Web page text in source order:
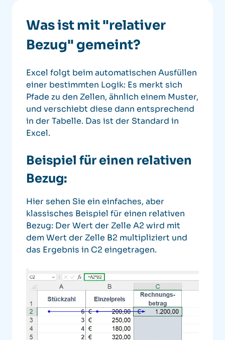
Was ist mit "relativer
Bezug" gemeint?
Excel folgt beim automatischen Ausfüllen
einer bestimmten Logik: Es merkt sich
Pfade zu den Zellen, ähnlich einem Muster,
und verschiebt diese dann entsprechend
in der Tabelle. Das ist der Standard in
Excel.
Beispiel für einen relativen
Bezug:
Hier sehen Sie ein einfaches, aber
klassisches Beispiel für einen relativen
Bezug: Der Wert der Zelle A2 wird mit
dem Wert der Zelle B2 multipliziert und
das Ergebnis in C2 eingetragen.